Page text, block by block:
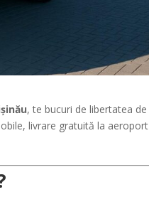
, te bucuri de libertatea
livrare gratuită la